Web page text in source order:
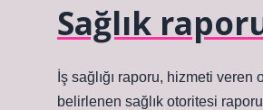
Sağlık
İş sağlığı raporu, hizmeti veren
belirlenen sağlık otoritesi